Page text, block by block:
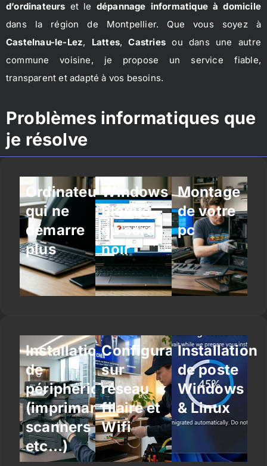
d’ordinateurs et le dépannage informatique à domicile
dans la région de Montpellier. Que vous soyez à
Castelnau-le-Lez, Lattes,Castries ou dans une autre
commune voisine, je propose un service fiable,
transparent et adapté à vos besoins.
Problèmes informatiques que
je résolve
Ordinateur
qui ne
démarre
plus
Windows
bloqué
ou écran
noir
Montage
de votre
pc
Installation
de
périphériques
(imprimantes,
scanners
etc…)
Configuration
sur
réseau
filaire et
Wifi
Installation
de poste
Windows
& Linux